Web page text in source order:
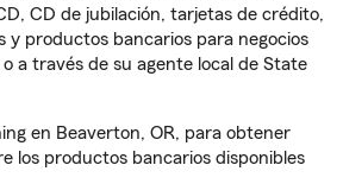
CD de jubilación, tarjetas de crédito,
y productos bancarios para negocios
a través de su agente local de State
en Beaverton, OR, para obtener
los productos bancarios disponibles